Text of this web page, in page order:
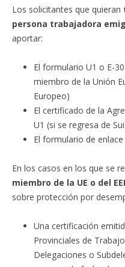
Los solicitantes que quieran
persona trabajadora
aportar:
El formulario U1 o E-
miembro de la Unión
Europeo)
El certificado de la
U1 (si se regresa de
El formulario de
En los casos en los que se
miembro de la UE o del
sobre protección por
Una certificación
Provinciales de
Delegaciones o